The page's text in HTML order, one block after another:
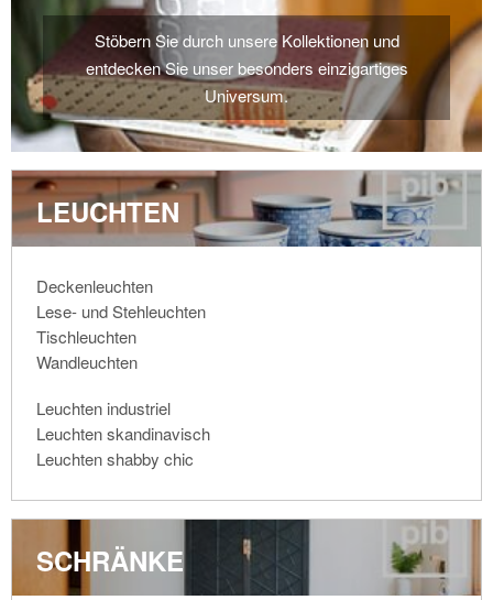
Stöbern Sie durch unsere Kollektionen und
entdecken Sie unser besonders einzigartiges
Universum.
LEUCHTEN
Deckenleuchten
Lese- und Stehleuchten
Tischleuchten
Wandleuchten
Leuchten industriel
Leuchten skandinavisch
Leuchten shabby chic
SCHRÄNKE